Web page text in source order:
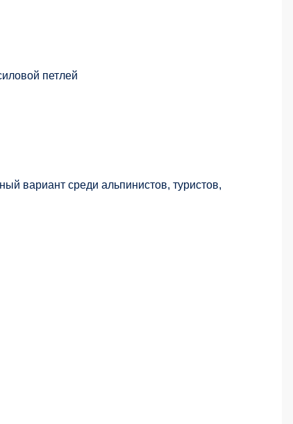
петлей
вариант среди альпинистов, туристов,